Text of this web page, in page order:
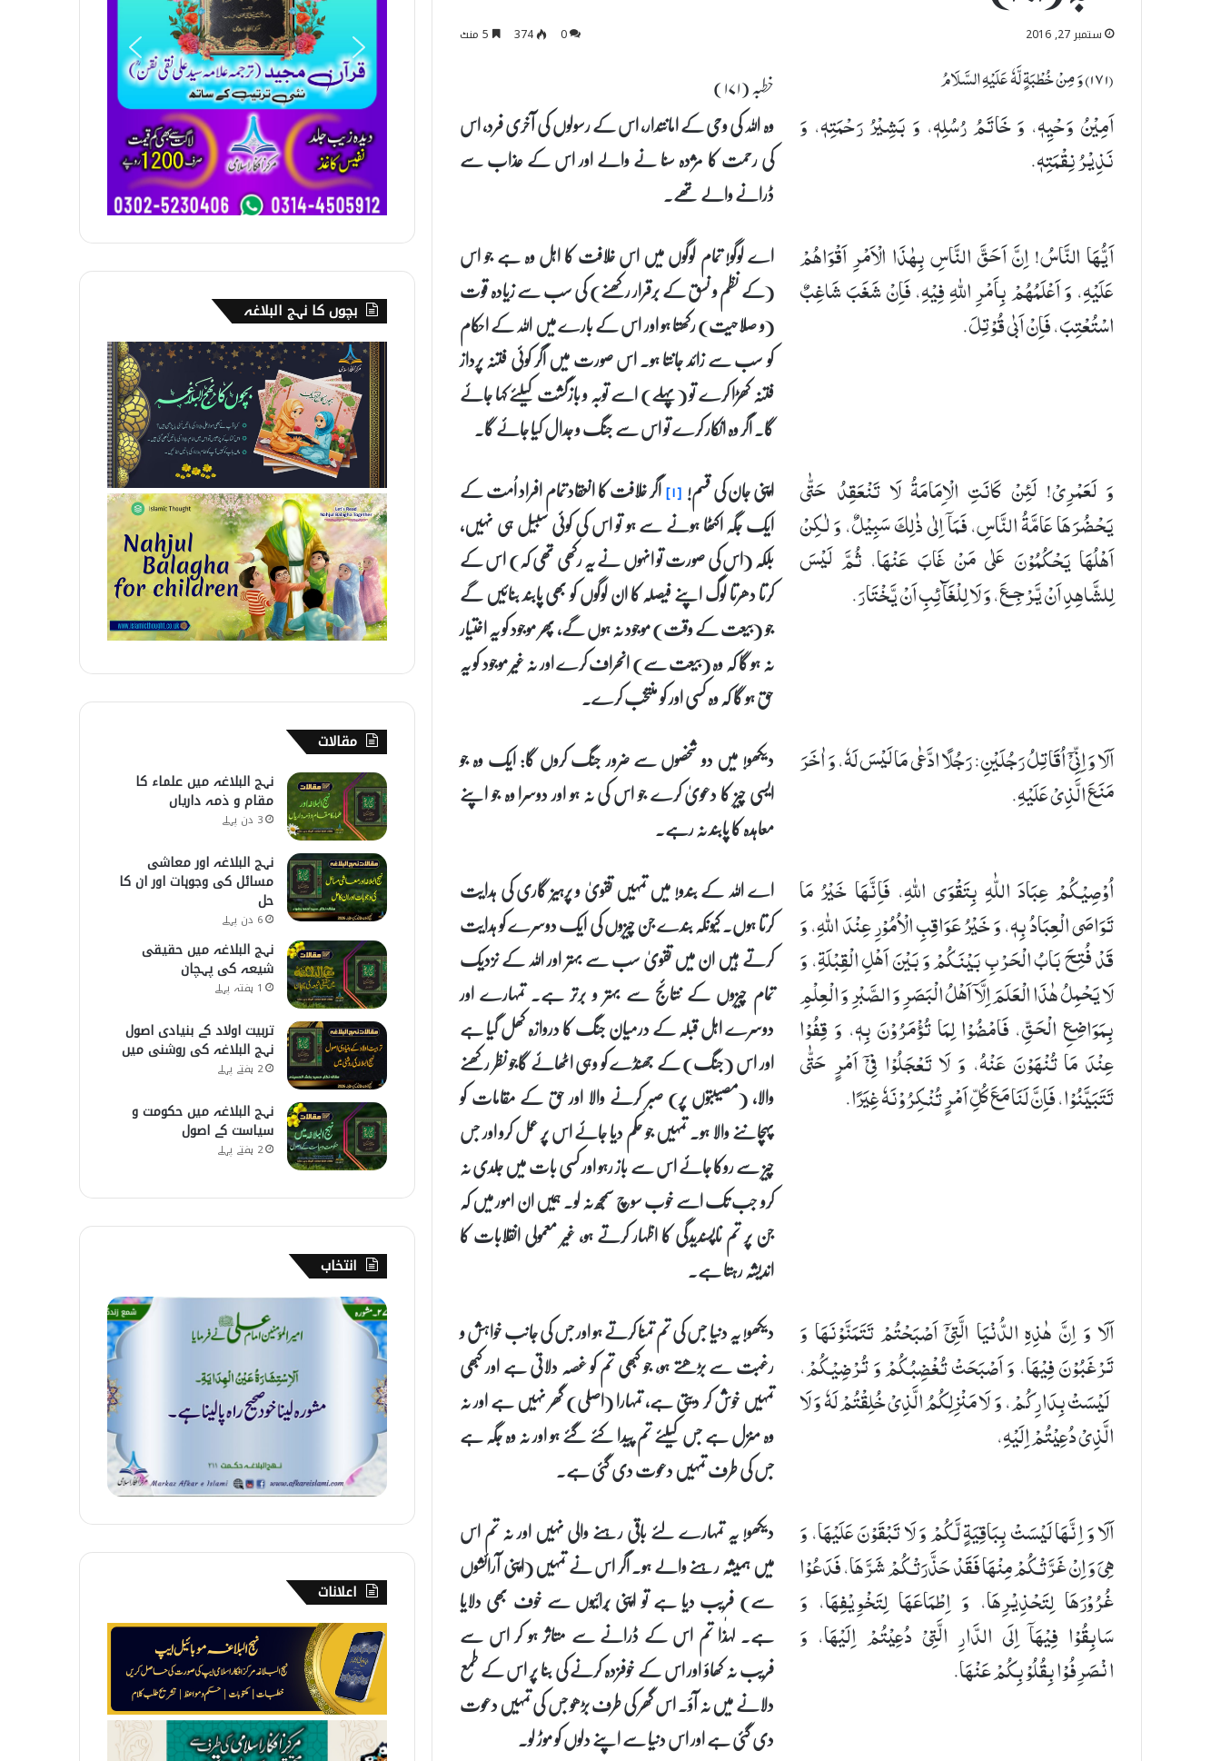
ستمبر 27, 2016 0
374
(۱٧۱) وَ مِنْ خُطْبَةٍ لَّهٗ عَلَیْهِ السَّلَامُ خطبہ (۱۷۱)
اَمِیْنُ وَحْیِهٖ، وَ خَاتَمُ رُسُلِهٖ، وَ بَشِیْرُ رَحْمَتِهٖ، وَ
نَذِیْرُ نِقْمَتِهٖ.
وہ اللہ کی وحی کے امانتدار، اس کے رسولوں کی آخری فرد، اس
کی رحمت کا مژدہ سنا نے والے اور اس کے عذاب سے
ڈرانے والے تھے۔
اَیُّهَا النَّاسُ! اِنَّ اَحَقَّ النَّاسِ بِهٰذَا الْاَمْرِ اَقْوَاهُمْ
عَلَیْهِ، وَ اَعْلَمُهُمْ بِاَمْرِ اللهِ فِیْهِ، فَاِنْ شَغَبَ شَاغِبٌ
اسْتُعْتِبَ، فَاِنْ اَبٰی قُوْتِلَ.
اے لوگو! تمام لوگوں میں اس خلافت کا اہل وہ ہے جو اس
(کے نظم و نسق کے برقرار رکھنے) کی سب سے زیادہ قوت
(و صلاحیت) رکھتا ہو اور اس کے بارے میں اللہ کے احکام
کو سب سے زائد جانتا ہو۔ اس صورت میں اگر کوئی فتنہ پرداز
فتنہ کھڑا کرے تو (پہلے) اسے توبہ و بازگشت کیلئے کہا جائے
گا۔ اگر وہ انکار کرے تو اس سے جنگ و جدال کیا جائے گا۔
وَ لَعَمْرِیْ! لَئِنْ كَانَتِ الْاِمَامَةُ لَا تَنْعَقِدُ حَتّٰی
یَحْضُرَهَا عَامَّةُ النَّاسِ، فَمَاۤ اِلٰی ذٰلِكَ سَبِیْلٌ، وَ لٰكِنْ
اَهْلُهَا یَحْكُمُوْنَ عَلٰی مَنْ غَابَ عَنْهَا، ثُمَّ لَیْسَ
لِلشَّاهِدِ اَنْ یَّرْجِـعَ، وَ لَا لِلْغَآئِبِ اَنْ یَّخْتَارَ.
اپنی جان کی قسم! [۱] اگر خلافت کا انعقاد تمام افراد اُمت کے
ایک جگہ اکٹھا ہونے سے ہو تو اس کی کوئی سبیل ہی نہیں،
بلکہ (اس کی صورت تو انہوں نے یہ رکھی تھی کہ) اس کے
کرتا دھرتا لوگ اپنے فیصلہ کا ان لوگوں کو بھی پابند بنائیں گے
جو (بیعت کے وقت) موجود نہ ہوں گے، پھر موجود کو یہ اختیار
نہ ہو گا کہ وہ (بیعت سے) انحراف کرے اور نہ غیر موجود کو یہ
حق ہو گا کہ وہ کسی اور کو منتخب کرے۔
اَلَا وَ اِنِّیْۤ اُقَاتِلُ رَجُلَیْنِ: رَجُلًا ادَّعٰی مَا لَیْسَ لَهٗ، وَ اٰخَرَ
مَنَعَ الَّذِیْ عَلَیْهِ.
دیکھو! میں دو شخصوں سے ضرور جنگ کروں گا: ایک وہ جو
ایسی چیز کا دعویٰ کرے جو اس کی نہ ہو اور دوسرا وہ جو اپنے
معاہدہ کا پابند نہ رہے۔
اُوْصِیْكُمْ عِبَادَ اللّٰہِ بِتَقْوَی اللهِ، فَاِنَّهَا خَیْرُ مَا
تَوَاصَی الْعِبَادُ بِهٖ، وَ خَیْرُ عَوَاقِبِ الْاُمُوْرِ عِنْدَ اللهِ، وَ
قَدْ فُتِحَ بَابُ الْحَرْبِ بَیْنَكُمْ وَ بَیْنَ اَهْلِ الْقِبْلَةِ، وَ
لَا یَحْمِلُ هٰذَا الْعَلَمَ اِلَّاۤ اَهْلُ الْبَصَرِ وَ الصَّبْرِ وَ الْعِلْمِ
بِمَوَاضِعِ الْحَقِّ، فَامْضُوْا لِمَا تُؤْمَرُوْنَ بِهٖ، وَ قِفُوْا
عِنْدَ مَا تُنْهَوْنَ عَنْهُ، وَ لَا تَعْجَلُوْا فِیْۤ اَمْرٍ حَتّٰی
تَتَبَیَّنُوْا، فَاِنَّ لَنَا مَعَ كُلِّ اَمْرٍ تُنْكِرُوْنَهٗ غِیَرًا.
اے اللہ کے بندو! میں تمہیں تقویٰ و پرہیز گاری کی ہدایت
کرتا ہوں۔ کیونکہ بندے جن چیزوں کی ایک دوسرے کو ہدایت
کرتے ہیں ان میں تقویٰ سب سے بہتر اور اللہ کے نزدیک
تمام چیزوں کے نتائج سے بہتر و برتر ہے۔ تمہارے اور
دوسرے اہل قبلہ کے درمیان جنگ کا دروازہ کھل گیا ہے
اور اس (جنگ) کے جھنڈے کو وہی اٹھائے گاجو نظر رکھنے
والا، (مصیبتوں پر) صبر کرنے والا اور حق کے مقامات کو
پہچاننے والا ہو۔ تمہیں جو حکم دیا جائے اس پر عمل کرو اور جس
چیز سے روکا جائے اس سے باز رہو اور کسی بات میں جلدی نہ
کرو جب تک اسے خوب سوچ سمجھ نہ لو۔ ہمیں ان امور میں کہ
جن پر تم ناپسندیدگی کا اظہار کرتے ہو، غیر معمولی انقلابات کا
اندیشہ رہتا ہے۔
اَلَا وَ اِنَّ هٰذِهِ الدُّنْیَا الَّتِیْۤ اَصْبَحْتُمْ تَتَمَنَّوْنَهَا وَ
تَرْغَبُوْنَ فِیْهَا، وَ اَصْبَحَتْ تُغْضِبُكُمْ وَ تُرْضِیْكُمْ،
لَیْسَتْ بِدَارِكُمْ، وَ لَا مَنْزِلِكُمُ الَّذِیْ خُلِقْتُمْ لَهٗ وَ لَا
الَّذِیْ دُعِیْتُمْ اِلَیْهِ،
دیکھو! یہ دنیا جس کی تم تمنا کرتے ہو اور جس کی جانب خواہش و
رغبت سے بڑھتے ہو، جو کبھی تم کو غصہ دلاتی ہے اور کبھی
تمہیں خوش کر دیتی ہے، تمہارا (اصلی) گھر نہیں ہے اور نہ
وہ منزل ہے جس کیلئے تم پیدا کئے گئے ہو اور نہ وہ جگہ ہے
جس کی طرف تمہیں دعوت دی گئی ہے۔
اَلَا وَ اِنَّهَا لَیْسَتْ بِبَاقِیَةٍ لَّكُمْ وَ لَا تَبْقَوْنَ عَلَیْهَا، وَ
هِیَ وَ اِنْ غَرَّتْكُمْ مِنْهَا فَقَدْ حَذَّرَتْكُمْ شَرَّهَا، فَدَعُوْا
غُرُوْرَهَا لِتَحْذِیْرِهَا، وَ اِطْمَاعَهَا لِتَخْوِیْفِهَا، وَ
سَابِقُوْا فِیْهَاۤ اِلَی الدَّارِ الَّتِیْ دُعِیْتُمْ اِلَیْهَا، وَ
انْصَرِفُوْا بِقُلُوْبِكُمْ عَنْهَا.
دیکھو! یہ تمہارے لئے باقی رہنے والی نہیں اور نہ تم اس
میں ہمیشہ رہنے والے ہو۔ اگر اس نے تمہیں (اپنی آرائشوں
سے) فریب دیا ہے تو اپنی بُرائیوں سے خوف بھی دلایا
ہے۔ لہٰذا تم اس کے ڈرانے سے متاثر ہو کر اس سے
فریب نہ کھاؤ اور اس کے خوفزدہ کرنے کی بنا پر اس کے طمع
دلانے میں نہ آؤ۔ اس گھر کی طرف بڑھو جس کی تمہیں دعوت
دی گئی ہے اور اس دنیا سے اپنے دلوں کو موڑ لو۔
بچوں کا نہج البلاغہ
مقالات
نہج البلاغہ میں علماء کا
مقام و ذمہ داریاں
3 دن پہلے
نہج البلاغہ اور معاشی
مسائل کی وجوہات اور ان کا
حل
6 دن پہلے
نہج البلاغہ میں حقیقی
شیعہ کی پہچان
1 ہفتہ پہلے
تربیت اولاد کے بنیادی اصول
نہج البلاغہ کی روشنی میں
2 ہفتے پہلے
نہج البلاغہ میں حکومت و
سیاست کے اصول
2 ہفتے پہلے
انتخاب
2
7
4
۔
م
ش
و
ر
ہ
اعلانات